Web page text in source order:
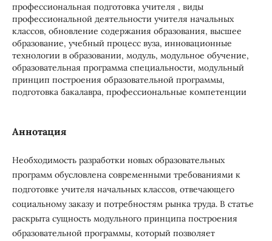
профессиональная подготовка учителя , виды
профессиональной деятельности учителя начальных
классов, обновление содержания образования, высшее
образование, учебный процесс вуза, инновационные
технологии в образовании, модуль, модульное обучение,
образовательная программа специальности, модульный
принцип построения образовательной программы,
подготовка бакалавра, профессиональные компетенции
Аннотация
Необходимость разработки новых образовательных
программ обусловлена современными требованиями к
подготовке учителя начальных классов, отвечающего
социальному заказу и потребностям рынка труда. В статье
раскрыта сущность модульного принципа построения
образовательной программы, который позволяет